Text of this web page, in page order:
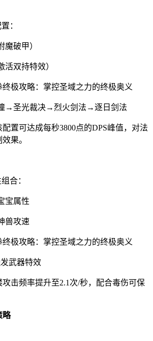
：
魔破甲）
活双持特效）
→圣光裁决→烈火剑法→逐日剑法
置可达成每秒3800点的DPS峰值，对法
果。
合：
宝属性
兽攻速
武器特效
击频率提升至2.1次/秒，配合毒伤可保
略